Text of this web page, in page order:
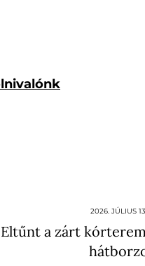
2026. JÚLIUS
Eltűnt a zárt